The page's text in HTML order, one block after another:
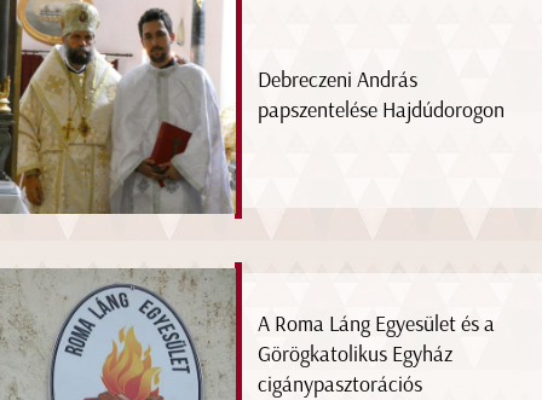
Debreczeni András
papszentelése Hajdúdorogon
A Roma Láng Egyesület és a
Görögkatolikus Egyház
cigánypasztorációs